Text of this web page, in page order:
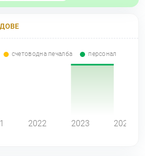
счетоводна печалба персонал
2022 2023 2024